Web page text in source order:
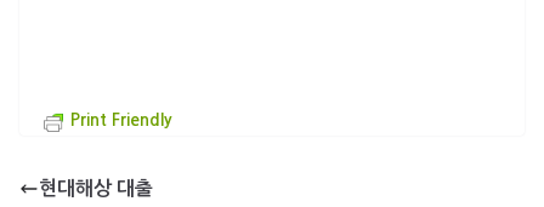
Print Friendly
현대해상 대출